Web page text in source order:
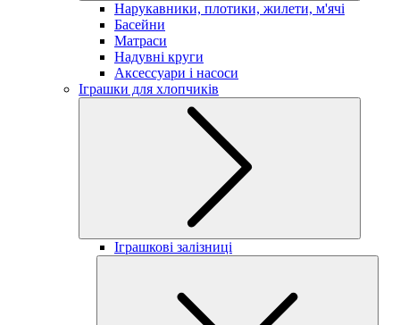
Нарукавники, плотики, жилети, м'ячі
Басейни
Матраси
Надувні круги
Аксессуари і насоси
Іграшки для хлопчиків
Іграшкові залізниці